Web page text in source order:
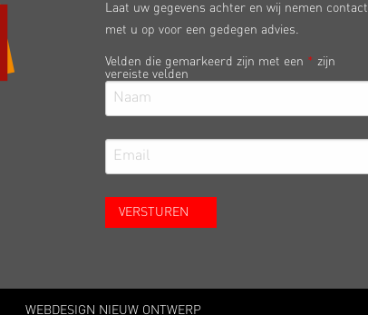
Laat uw gegevens achter en wij nemen contact
met u op voor een gedegen advies.
Velden die gemarkeerd zijn met een * zijn
vereiste velden
WEBDESIGN NIEUW ONTWERP